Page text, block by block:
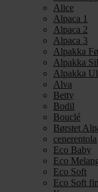
Alice
Alpaca 1
Alpaca 2
Alpaca 3
Alpakka
Alpakka
Alpakka
Alva
Betty
Bodil
Bouclé
Børstet
cenerentola
Eco Baby
Eco
Eco Soft
Eco Soft